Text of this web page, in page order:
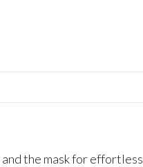
the mask for effortless